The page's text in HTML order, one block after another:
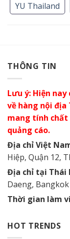
YU Thailand
THÔNG TIN
Lưu ý: Hiện
về hàng nội
mang tính chất
quảng cáo.
Địa chỉ Việt
Hiệp, Quận 12,
Địa chỉ tại Thái
Daeng,
Thời gian làm
HOT TRENDS